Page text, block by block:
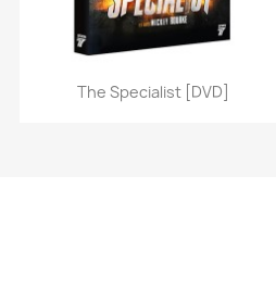
Aperçu rapide
The Specialist [DVD]